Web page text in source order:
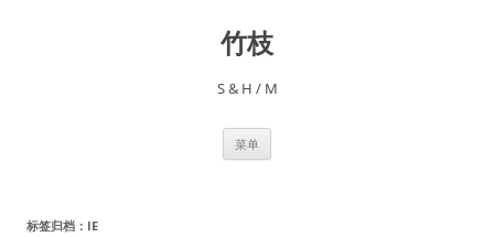
竹枝
S & H / M
菜单
标签归档： IE